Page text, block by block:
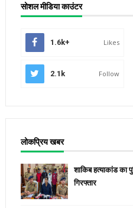
सोशल मीडिया काउंटर
1.6k+ Likes
2.1k Follow
लोकप्रिय खबर
शाकिब हत्याकांड
गिरफ्तार